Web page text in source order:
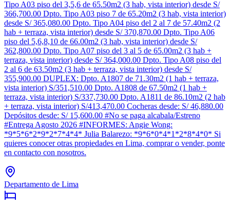
Tipo A03 piso del 3,5,6 de 65.50m2 (3 hab, vista interior) desde S/
366,700.00 Dpto. Tipo A03 piso 7 de 65.20m2 (3 hab, vista interior)
desde S/ 365,080.00 Dpto. Tipo A04 piso del 2 al 7 de 57.40m2 (2
hab + terraza, vista interior) desde S/ 370,870.00 Dpto. Tipo A06
piso del 5,6,8,10 de 66.00m2 (3 hab, vista interior) desde S/
362,800.00 Dpto. Tipo A07 piso del 3 al 5 de 65.00m2 (3 hab +
terraza, vista interior) desde S/ 364,000.00 Dpto. Tipo A08 piso del
2 al 6 de 63.50m2 (3 hab + terraza, vista interior) desde S/
355,900.00 DUPLEX: Dpto. A1807 de 71.30m2 (1 hab + terraza,
vista interior) S/351,510.00 Dpto. A1808 de 67.50m2 (1 hab +
terraza, vista interior) S/337,730.00 Dpto. A1811 de 86.10m2 (2 hab
+ terraza, vista interior) S/413,470.00 Cocheras desde: S/ 46,880.00
Depósitos desde: S/ 15,600.00 #No se paga alcabala/Estreno
#Entrega Agosto 2026 #INFORMES: Angie Wong:
*9*5*6*2*9*2*7*4*4* Julia Balarezo: *9*6*0*4*1*2*8*4*0* Si
quieres conocer otras propiedades en Lima, comprar o vender, ponte
en contacto con nosotros.
Departamento de Lima